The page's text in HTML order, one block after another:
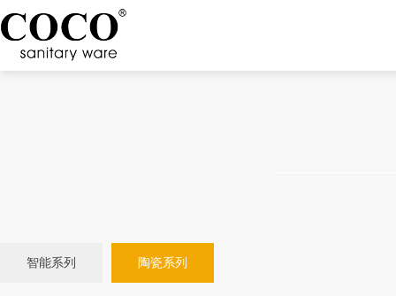
智能系列 陶瓷系列